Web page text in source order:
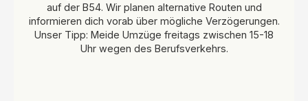
auf der B54. Wir planen alternative Routen und
informieren dich vorab über mögliche Verzögerungen.
Unser Tipp: Meide Umzüge freitags zwischen 15-18
Uhr wegen des Berufsverkehrs.